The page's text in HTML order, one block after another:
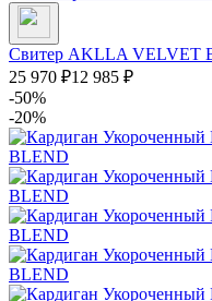
Свитер AKLLA VELVET
25 970 ₽12 985 ₽
-50%
-20%